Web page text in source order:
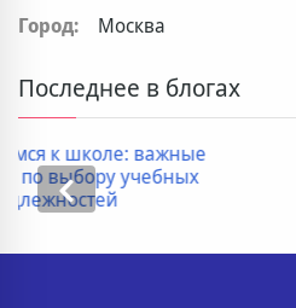
Город: Москва
Последнее в блогах